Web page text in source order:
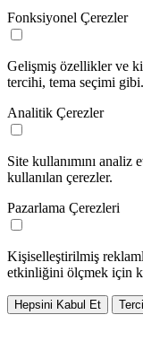
Fonksiyonel Çerezler
Gelişmiş özellikler ve
tercihi, tema seçimi gibi.
Analitik Çerezler
Site kullanımını
kullanılan çerezler.
Pazarlama Çerezleri
Kişiselleştirilmiş
etkinliğini ölçmek için
Hepsini Kabul Et